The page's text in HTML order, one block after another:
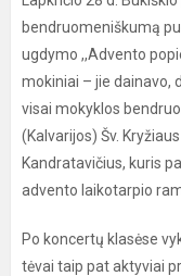
bendruomeniškumą
ugdymo ,,Advento
mokiniai – jie dainavo,
visai mokyklos
(Kalvarijos) Šv.
Kandratavičius, kuris
advento laikotarpio
Po koncertų klasėse
tėvai taip pat aktyviai